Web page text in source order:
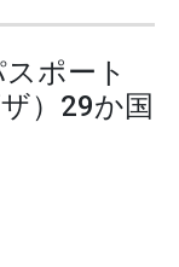
ポート
）29か国